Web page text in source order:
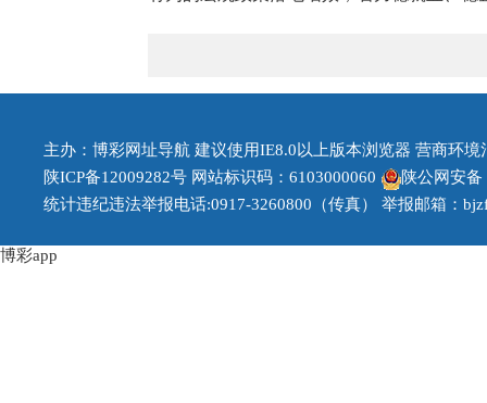
主办：博彩网址导航 建议使用IE8.0以上版本浏览器 营商环境
陕ICP备12009282号 网站标识码：6103000060
陕公网安备
统计违纪违法举报电话:0917-3260800（传真） 举报邮箱：
博彩app